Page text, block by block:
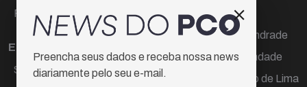
Paulo Cesar de Oliveira
Editora Chefe
Sueli Cotta
Décio Freire
Dr Marcos Andrade
Hamilton Trindade
Igor Carvalho de Lima
Preencha seus dados e receba nossa news
diariamente pelo seu e-mail.